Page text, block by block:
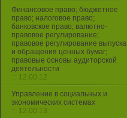
Финансовое право; бюджетное
право; налоговое право;
банковское право; валютно-
правовое регулирование;
правовое регулирование выпуска
и обращения ценных бумаг;
правовые основы аудиторской
деятельности
::: 12.00.12
Управление в социальных и
экономических системах
::: 12.00.13